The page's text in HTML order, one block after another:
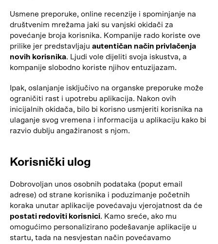
Usmene preporuke, online recenzije i spominjanje na
društvenim mrežama jaki su vanjski okidači za
povećanje broja korisnika. Kompanije rado koriste ove
prilike jer predstavljaju autentičan način privlačenja
novih korisnika. Ljudi vole dijeliti svoja iskustva, a
kompanije slobodno koriste njihov entuzijazam.
Ipak, oslanjanje isključivo na organske preporuke može
ograničiti rast i upotrebu aplikacija. Nakon ovih
inicijalnih okidača, bilo bi korisno usmjeriti korisnika na
ulaganje svog vremena i informacija u aplikaciju kako bi
razvio dublju angažiranost s njom.
Korisnički ulog
Dobrovoljan unos osobnih podataka (poput email
adrese) od strane korisnika i poduzimanje početnih
koraka unutar aplikacije povećavaju vjerojatnost da će
postati redoviti korisnici. Kamo sreće, ako mu
omogućimo personalizirano podešavanje aplikacije u
startu, tada na nesvjestan način povećavamo